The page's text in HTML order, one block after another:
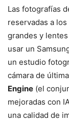
Las fotografías
reservadas a
grandes y
usar un
un estudio
cámara de
Engine (el
mejoradas con
una calidad de